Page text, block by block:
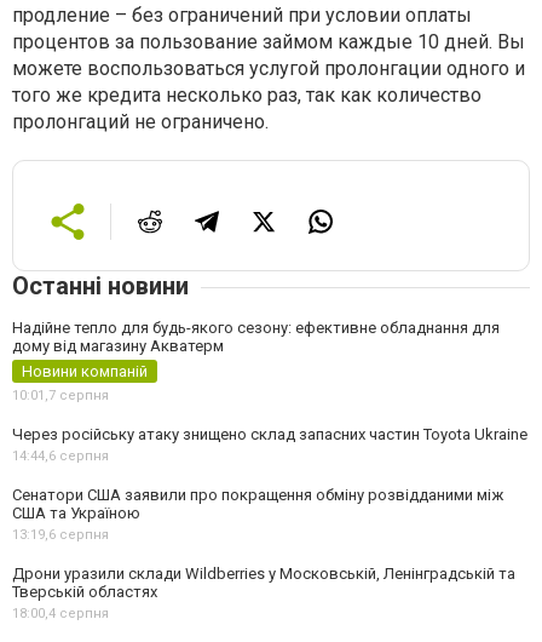
продление – без ограничений при условии оплаты
процентов за пользование займом каждые 10 дней. Вы
можете воспользоваться услугой пролонгации одного и
того же кредита несколько раз, так как количество
пролонгаций не ограничено.
Останні новини
Надійне тепло для будь-якого сезону: ефективне обладнання для
дому від магазину Акватерм
Новини компаній
10:01,7 серпня
Через російську атаку знищено склад запасних частин Toyota Ukraine
14:44,6 серпня
Сенатори США заявили про покращення обміну розвідданими між
США та Україною
13:19,6 серпня
Дрони уразили склади Wildberries у Московській, Ленінградській та
Тверській областях
18:00,4 серпня